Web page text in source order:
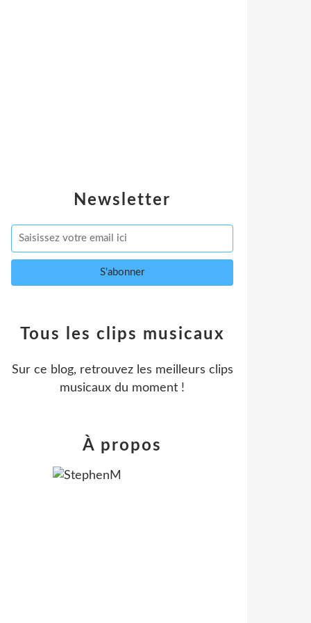
Newsletter
Tous les clips musicaux
Sur ce blog, retrouvez les meilleurs clips
musicaux du moment !
À propos